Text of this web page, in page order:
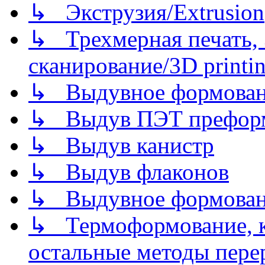
↳ Экструзия/Extrusion
↳ Трехмерная
сканирование/3D
↳ Выдувное
↳ Выдув ПЭТ
↳ Выдув канистр
↳ Выдув флаконов
↳ Выдувное
↳ Термоформование,
остальные методы